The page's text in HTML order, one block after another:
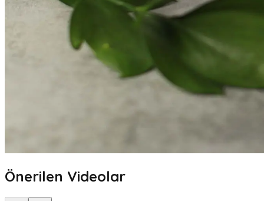
Önerilen Videolar